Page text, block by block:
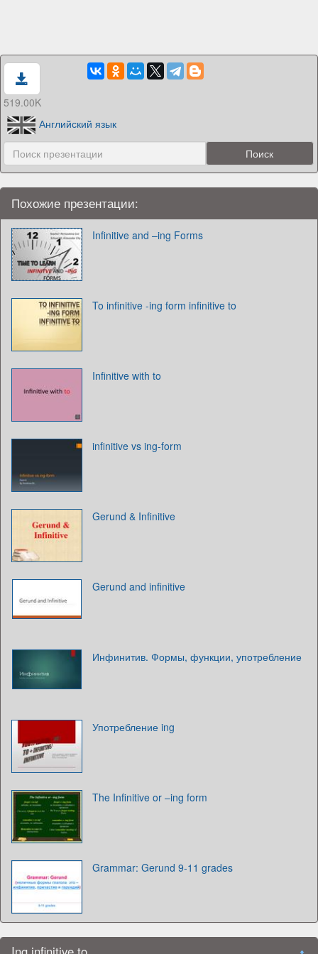
519.00K
Английский язык
Похожие презентации:
Infinitive and –ing Forms
To infinitive -ing form infinitive to
Infinitive with to
infinitive vs ing-form
Gerund & Infinitive
Gerund and infinitive
Инфинитив. Формы, функции, употребление
Употребление ing
The Infinitive or –ing form
Grammar: Gerund 9-11 grades